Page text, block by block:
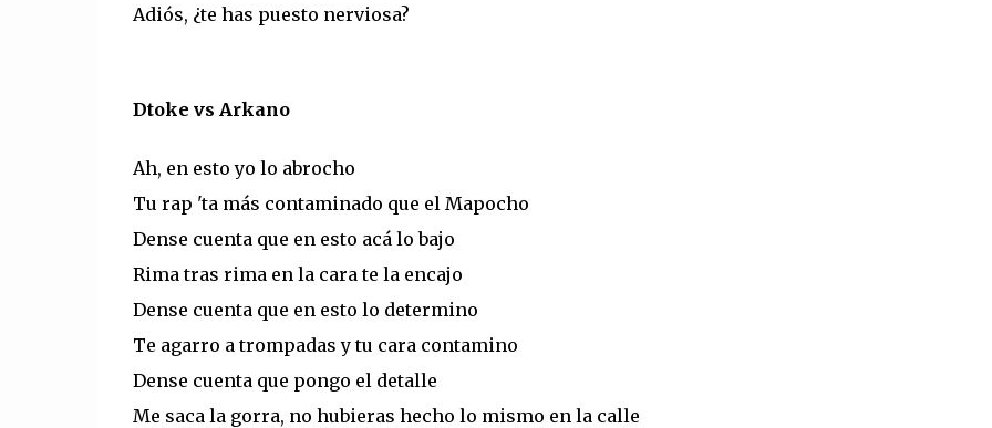
Adiós, ¿te has puesto nerviosa?
Dtoke vs Arkano
Ah, en esto yo lo abrocho
Tu rap 'ta más contaminado que el Mapocho
Dense cuenta que en esto acá lo bajo
Rima tras rima en la cara te la encajo
Dense cuenta que en esto lo determino
Te agarro a trompadas y tu cara contamino
Dense cuenta que pongo el detalle
Me saca la gorra, no hubieras hecho lo mismo en la calle